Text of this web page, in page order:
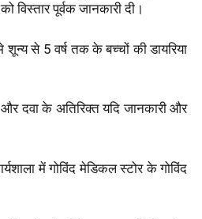
विस्तार पूर्वक जानकारी दी।
से 5 वर्ष तक के बच्चों की डायरिया
दवा के अतिरिक्त यदि जानकारी और
में गोविंद मेडिकल स्टोर के गोविंद